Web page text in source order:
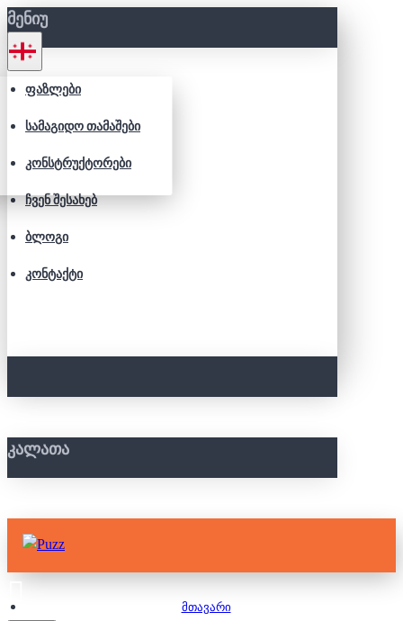
ᲛᲔᲜᲘᲣ
ᲤᲐᲖᲚᲔᲑᲘ
ᲡᲐᲛᲐᲒᲘᲓᲝ ᲗᲐᲛᲐᲨᲔᲑᲘ
ᲙᲝᲜᲡᲢᲠᲣᲥᲢᲝᲠᲔᲑᲘ
ᲩᲕᲔᲜ ᲨᲔᲡᲐᲮᲔᲑ
ᲑᲚᲝᲒᲘ
ᲙᲝᲜᲢᲐᲥᲢᲘ
ᲙᲐᲚᲐᲗᲐ
მთავარი